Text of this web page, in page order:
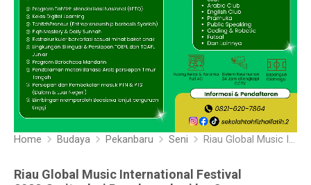
Home Budaya Pekanbaru Seni Riau Global Music International Festival 2022.Cerita dari Pagelaran hari ke-3
Riau Global Music International Festival